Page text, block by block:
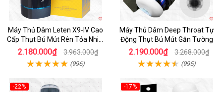
Máy Thủ Dâm Leten X9-IV Cao
Cấp Thụt Bú Mút Rên Tỏa Nhiệt
Sạc Pin
2.180.000₫ 3.963.000₫
(996)
Máy Thủ Dâm Deep Throat Tự
Động Thụt Bú Mút Gắn Tường
2.190.000₫ 3.268.000₫
(995)
-22%
-17%